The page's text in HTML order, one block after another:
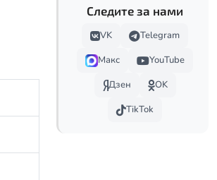
Следите за нами
VK
Telegram
Макс
YouTube
Дзен
OK
TikTok